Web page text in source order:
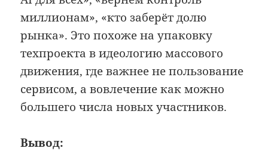
миллионам», «кто заберёт долю
рынка». Это похоже на упаковку
техпроекта в идеологию массового
движения, где важнее не пользование
сервисом, а вовлечение как можно
большего числа новых участников.
Вывод: